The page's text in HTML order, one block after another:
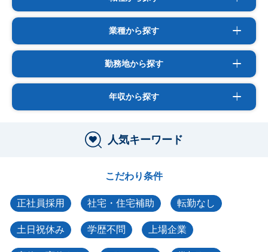
業種から探す
勤務地から探す
年収から探す
人気キーワード
こだわり条件
正社員採用 社宅・住宅補助 転勤なし
土日祝休み 学歴不問 上場企業